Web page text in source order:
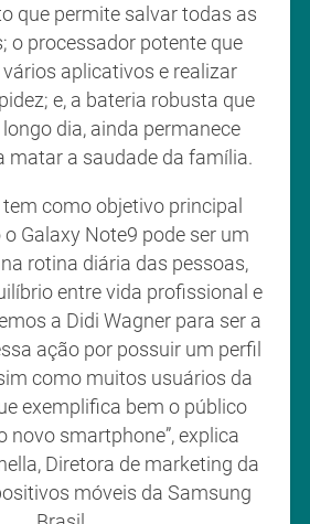
que permite salvar todas as
o processador potente que
aplicativos e realizar
e, a bateria robusta que
dia, ainda permanece
matar a saudade da família.
tem como objetivo principal
Galaxy Note9 pode ser um
rotina diária das pessoas,
entre vida profissional e
a Didi Wagner para ser a
ação por possuir um perfil
como muitos usuários da
exemplifica bem o público
novo smartphone”, explica
Diretora de marketing da
móveis da Samsung